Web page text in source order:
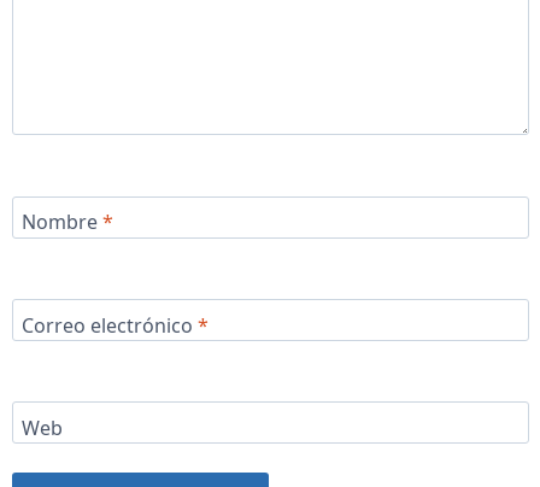
Nombre*
Correo electrónico *
Web